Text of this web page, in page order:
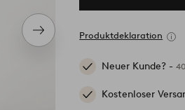
Nächstes
Produkt
Produktdeklaration
Neuer Kunde? -
Kostenloser